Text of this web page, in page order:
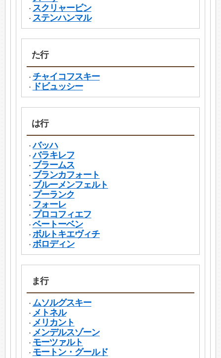
・ スクリャービン
・ ステンハンマル
た行
・ チャイコフスキー
・ ドビュッシー
は行
・バッハ
・バラキレフ
・ ブラームス
・ ブランカフォート
・ ブルーメンフェルト
・ プーランク
・ フォーレ
・ プロコフィエフ
・ ベートーベン
・ ボルトキエヴィチ
・ ボロディン
ま行
・ ムソルグスキー
・ メトネル
・ メリカント
・ メンデルスゾーン
・ モーツァルト
・ モートン・グールド